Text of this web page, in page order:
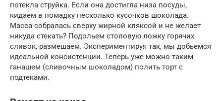
потекла струйка. Если она достигла низа посуды,
кидаем в помадку несколько кусочков шоколада.
Масса собралась сверху жирной кляксой и не желает
никуда стекать? Подольем столовую ложку горячих
сливок, размешаем. Экспериментируя так, мы добьемся
идеальной консистенции. Теперь уже можно таким
ганашем (сливочным шоколадом) полить торт с
подтеками.